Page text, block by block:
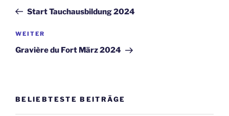
Beitrag
Start Tauchausbildung 2024
Nächster
Beitrag
WEITER
Gravière du Fort März 2024
BELIEBTESTE BEITRÄGE